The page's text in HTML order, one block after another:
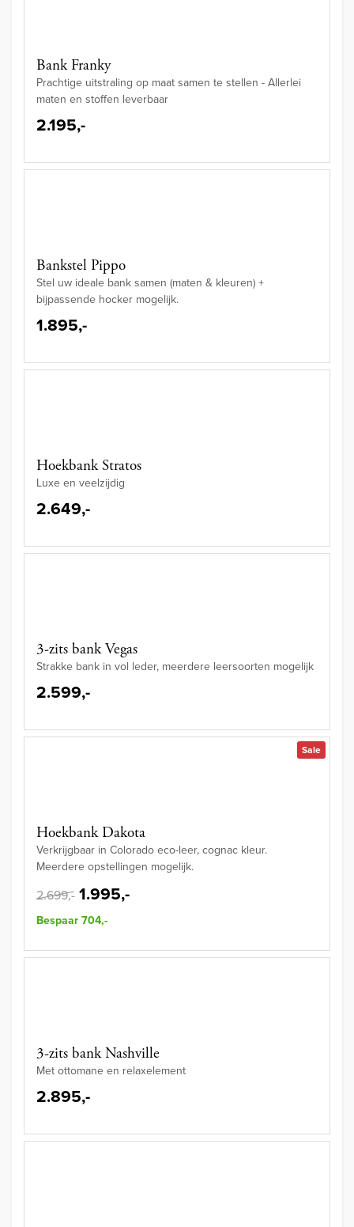
Bank Franky
Prachtige uitstraling op maat samen te stellen - Allerlei
maten en stoffen leverbaar
2.195,-
Bankstel Pippo
Stel uw ideale bank samen (maten & kleuren) +
bijpassende hocker mogelijk.
1.895,-
Hoekbank Stratos
Luxe en veelzijdig
2.649,-
3-zits bank Vegas
Strakke bank in vol leder, meerdere leersoorten mogelijk
2.599,-
Sale
Hoekbank Dakota
Verkrijgbaar in Colorado eco-leer, cognac kleur.
Meerdere opstellingen mogelijk.
2.699,- 1.995,-
Bespaar 704,-
3-zits bank Nashville
Met ottomane en relaxelement
2.895,-